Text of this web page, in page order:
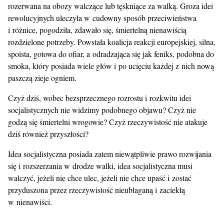
rozerwana na obozy walczące lub tęskniące za walką. Groza idei
rewolucyjnych uleczyła w cudowny sposób przeciwieństwa
i różnice, pogodziła, zdawało się, śmiertelną nienawiścią
rozdzielone potrzeby. Powstała koalicja reakcji europejskiej, silna,
spoista, gotowa do ofiar, a odradzająca się jak feniks, podobna do
smoka, który posiada wiele głów i po ucięciu każdej z nich nową
paszczą zieje ogniem.
Czyż dziś, wobec bezsprzecznego rozrostu i rozkwitu idei
socjalistycznych nie widzimy podobnego objawu? Czyż nie
godzą się śmiertelni wrogowie? Czyż rzeczywistość nie atakuje
dziś również przyszłości?
Idea socjalistyczna posiada zatem niewątpliwie prawo rozwijania
się i rozszerzania w drodze walki, idea socjalistyczna musi
walczyć, jeżeli nie chce ulec, jeżeli nie chce upaść i zostać
przyduszona przez rzeczywistość nieubłaganą i zaciekłą
w nienawiści.